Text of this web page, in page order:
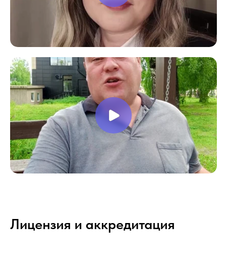
Лицензия и аккредитация